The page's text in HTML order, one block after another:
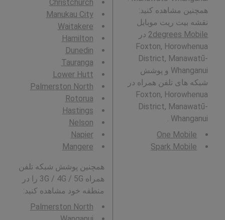
همچنین مشاهده کنید:
نقشه بیت ریت موبایل
2degrees Mobile در
Foxton, Horowhenua
District, Manawatū-
Whanganui و پوشش
شبکه های تلفن همراه در
Foxton, Horowhenua
District, Manawatū-
Whanganui .
One Mobile
Spark Mobile
Christchurch
Manukau City
Waitakere
Hamilton
Dunedin
Tauranga
Lower Hutt
Palmerston North
Rotorua
Hastings
Nelson
Napier
Mangere
همچنین پوشش شبکه تلفن
همراه 3G / 4G / 5G را در
منطقه خود مشاهده کنید:
Palmerston North